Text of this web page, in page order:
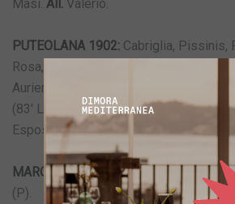
Masi. All. Valerio.
PUTEOLANA 1902: Cabriglia, Pissinis,
Rosa, Avolio (93′ Palladino), Grieco,
Auriemma (65′ Capuano), Mancini (77′
(83′ La Pietra).A disposizione:
Esposito.All. Correale.
MARCATORI:36′ Mancini (P), 70′
(P).